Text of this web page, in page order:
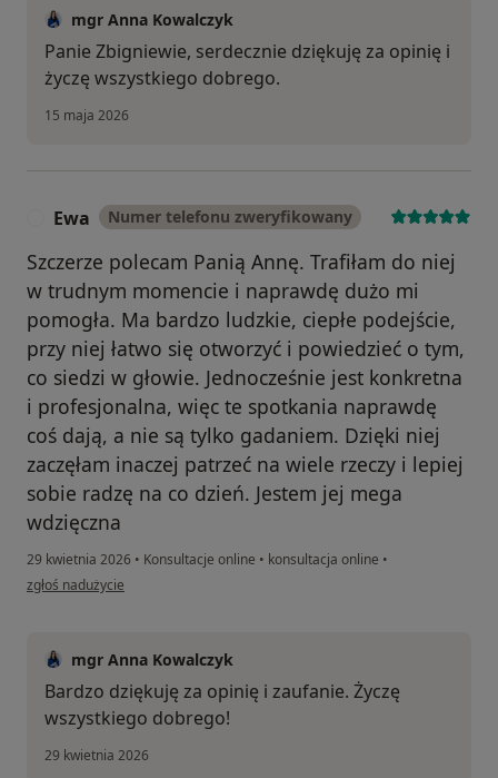
mgr Anna Kowalczyk
Panie Zbigniewie, serdecznie dziękuję za opinię i
życzę wszystkiego dobrego.
15 maja 2026
Ewa Numer telefonu zweryfikowany
Szczerze polecam Panią Annę. Trafiłam do niej
w trudnym momencie i naprawdę dużo mi
pomogła. Ma bardzo ludzkie, ciepłe podejście,
przy niej łatwo się otworzyć i powiedzieć o tym,
co siedzi w głowie. Jednocześnie jest konkretna
i profesjonalna, więc te spotkania naprawdę
coś dają, a nie są tylko gadaniem. Dzięki niej
zaczęłam inaczej patrzeć na wiele rzeczy i lepiej
sobie radzę na co dzień. Jestem jej mega
wdzięczna
29 kwietnia 2026 • Konsultacje online • konsultacja online •
w opinii użytkownika Ewa
zgłoś nadużycie
mgr Anna Kowalczyk
Bardzo dziękuję za opinię i zaufanie. Życzę
wszystkiego dobrego!
29 kwietnia 2026